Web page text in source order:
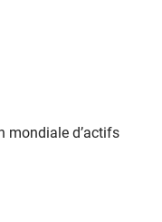
mondiale d’actifs